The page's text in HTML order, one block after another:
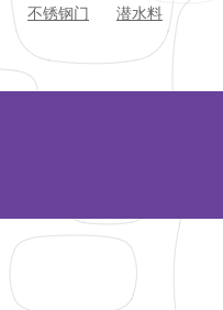
不锈钢门 潜水料